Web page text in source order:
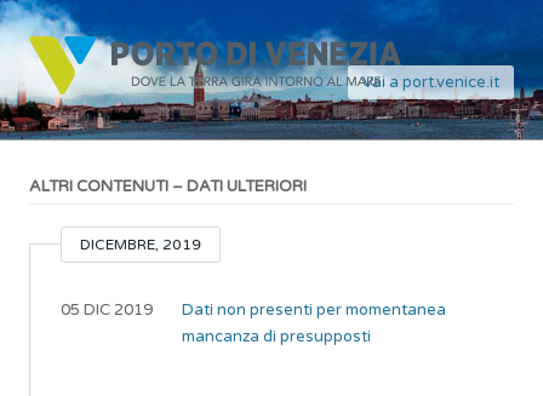
Vai a port.venice.it
ALTRI CONTENUTI – DATI ULTERIORI
DICEMBRE, 2019
05 DIC 2019
Dati non presenti per momentanea
mancanza di presupposti